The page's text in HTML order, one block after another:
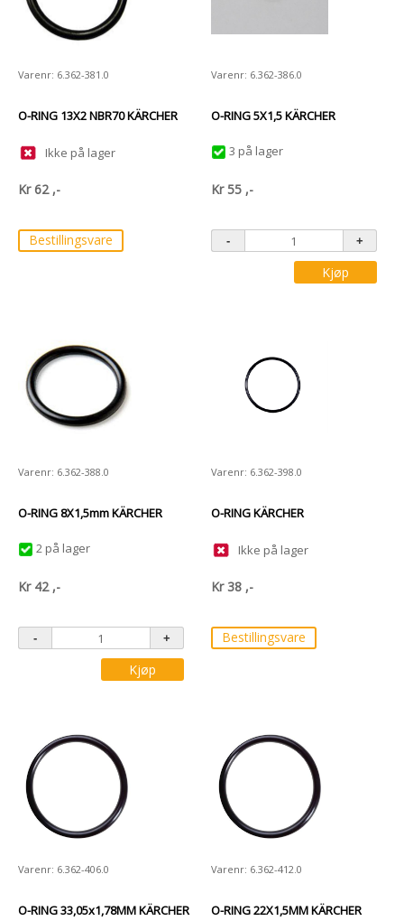
Varenr: 6.362-381.0
O-RING 13X2 NBR70 KÄRCHER
Ikke på lager
Kr62 ,-
Bestillingsvare
Varenr: 6.362-386.0
O-RING 5X1,5 KÄRCHER
3 på lager
Kr55 ,-
Kjøp
Varenr: 6.362-388.0
O-RING 8X1,5mm KÄRCHER
2 på lager
Kr 42 ,-
Kjøp
Varenr: 6.362-398.0
O-RING KÄRCHER
Ikke på lager
Kr38 ,-
Bestillingsvare
Varenr: 6.362-406.0
O-RING 33,05x1,78MM KÄRCHER
Varenr: 6.362-412.0
O-RING 22X1,5MM KÄRCHER